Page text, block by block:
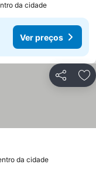
da cidade
Ver preços
Partilhar
da cidade